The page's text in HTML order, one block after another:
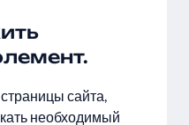
сайта,
необходимый